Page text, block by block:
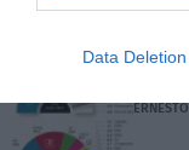
Data Deletion